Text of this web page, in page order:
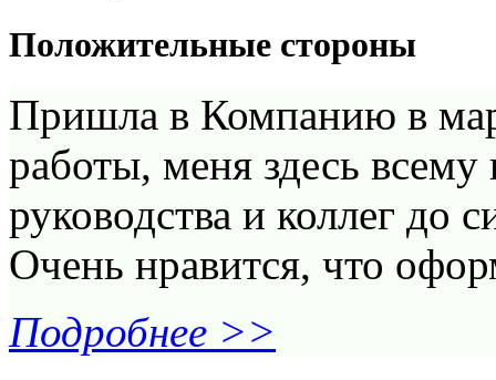
Положительные стороны
Пришла в Компанию в
работы, меня здесь
руководства и коллег до
Очень нравится, что
Подробнее >>